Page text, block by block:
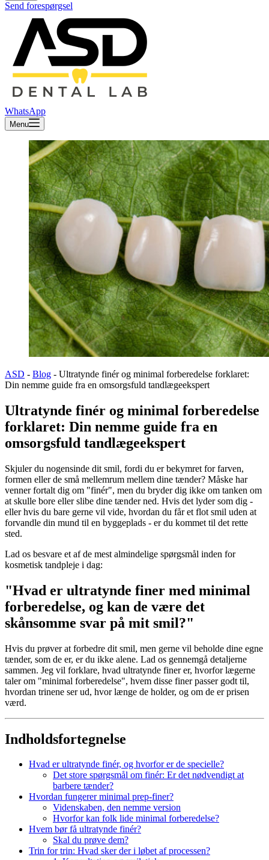
Send forespørgsel
WhatsApp
Menu
ASD - Blog - Ultratynde finér og minimal forberedelse forklaret:
Din nemme guide fra en omsorgsfuld tandlægeekspert
Ultratynde finér og minimal forberedelse
forklaret: Din nemme guide fra en
omsorgsfuld tandlægeekspert
Skjuler du nogensinde dit smil, fordi du er bekymret for farven,
formen eller de små mellemrum mellem dine tænder? Måske har
venner fortalt dig om "finér", men du bryder dig ikke om tanken om
at skulle bore eller slibe dine tænder ned. Hvis det lyder som dig -
eller hvis du bare gerne vil vide, hvordan du får et flot smil uden at
forvandle din mund til en byggeplads - er du kommet til det rette
sted.
Lad os besvare et af de mest almindelige spørgsmål inden for
kosmetisk tandpleje i dag:
"Hvad er ultratynde finer med minimal
forberedelse, og kan de være det
skånsomme svar på mit smil?"
Hvis du prøver at forbedre dit smil, men gerne vil beholde dine egne
tænder, som de er, er du ikke alene. Lad os gennemgå detaljerne
sammen. Jeg vil forklare, hvad ultratynde finer er, hvorfor lægerne
taler om "minimal forberedelse", hvem disse finer passer godt til,
hvordan trinene ser ud, hvor længe de holder, og om de er prisen
værd.
Indholdsfortegnelse
Hvad er ultratynde finér, og hvorfor er de specielle?
Det store spørgsmål om finér: Er det nødvendigt at
barbere tænder?
Hvordan fungerer minimal prep-finer?
Videnskaben, den nemme version
Hvorfor kan folk lide minimal forberedelse?
Hvem bør få ultratynde finér?
Skal du prøve dem?
Trin for trin: Hvad sker der i løbet af processen?